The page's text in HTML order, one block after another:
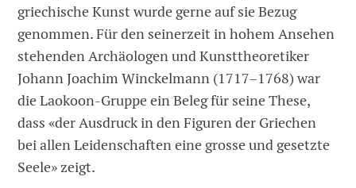
griechische Kunst wurde gerne auf sie Bezug
genommen. Für den seinerzeit in hohem Ansehen
stehenden Archäologen und Kunsttheoretiker
Johann Joachim Winckelmann (1717–1768) war
die Laokoon-Gruppe ein Beleg für seine These,
dass «der Ausdruck in den Figuren der Griechen
bei allen Leidenschaften eine grosse und gesetzte
Seele» zeigt.